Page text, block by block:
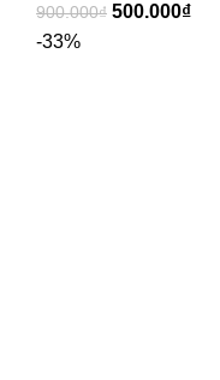
900.000₫ 500.000₫
-33%